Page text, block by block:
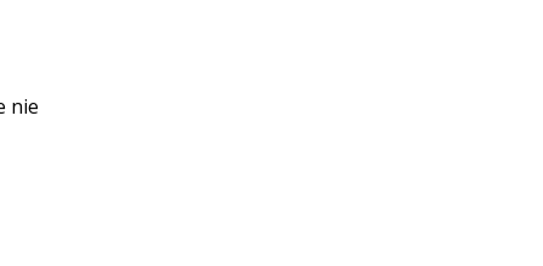
nie